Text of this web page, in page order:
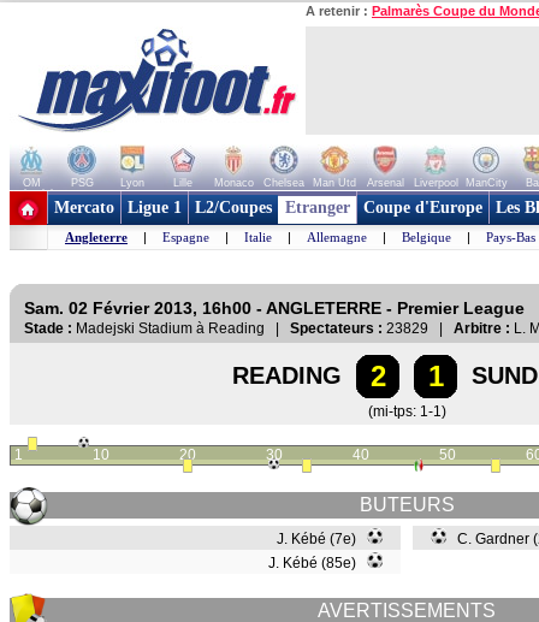
A retenir : Palmarès Coupe du
OM PSG Lyon Lille Monaco Chelsea Man Utd Arsenal Liverpool ManCity
+ de clubs
Mercato Ligue 1 L2/Coupes Etranger Coupe d'Europe Les
Angleterre | Espagne | Italie | Allemagne | Belgique | Pays-Bas
Sam. 02 Février 2013, 16h00 - ANGLETERRE - Premier League
Stade : Madejski Stadium à Reading | Spectateurs : 23829 | Arbitre : L.
READING 2 1
(mi-tps: 1-1)
1 10 20 30 40 50
BUTEURS
J. Kébé (7e)
J. Kébé (85e)
C. Gardner
AVERTISSEMENTS